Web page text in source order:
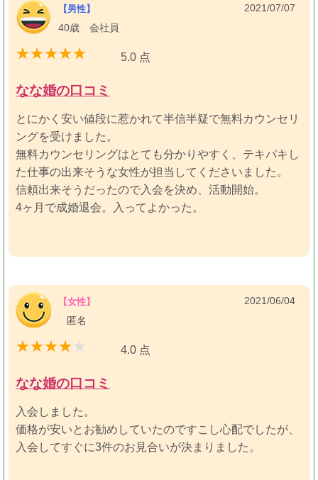
【男性】
40歳 会社員
2021/07/07
5.0 点
なな婚の口コミ
とにかく安い値段に惹かれて半信半疑で無料カウンセリ
ングを受けました。
無料カウンセリングはとても分かりやすく、テキパキし
た仕事の出来そうな女性が担当してくださいました。
信頼出来そうだったので入会を決め、活動開始。
4ヶ月で成婚退会。入ってよかった。
【女性】
匿名
2021/06/04
4.0 点
なな婚の口コミ
入会しました。
価格が安いとお勧めしていたのですこし心配でしたが、
入会してすぐに3件のお見合いが決まりました。